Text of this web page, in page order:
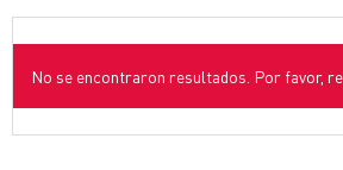
No se encontraron resultados. Por favor,